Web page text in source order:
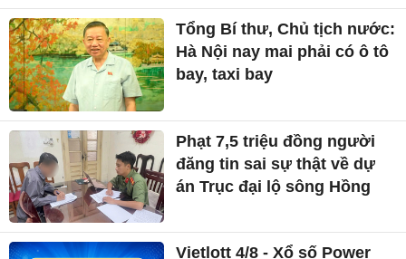
Tổng Bí thư, Chủ tịch nước:
Hà Nội nay mai phải có ô tô
bay, taxi bay
Phạt 7,5 triệu đồng người
đăng tin sai sự thật về dự
án Trục đại lộ sông Hồng
Vietlott 4/8 - Xổ số Power